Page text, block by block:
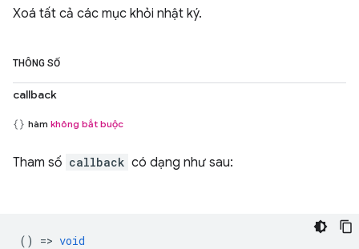
Xoá tất cả các mục khỏi nhật ký.
THÔNG SỐ
callback
hàm không bắt buộc
Tham số callback có dạng như sau:
() => void